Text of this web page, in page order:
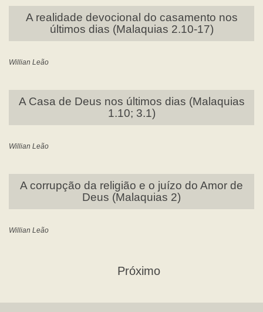
A realidade devocional do casamento nos
últimos dias (Malaquias 2.10-17)
Willian Leão
A Casa de Deus nos últimos dias (Malaquias
1.10; 3.1)
Willian Leão
A corrupção da religião e o juízo do Amor de
Deus (Malaquias 2)
Willian Leão
Próximo